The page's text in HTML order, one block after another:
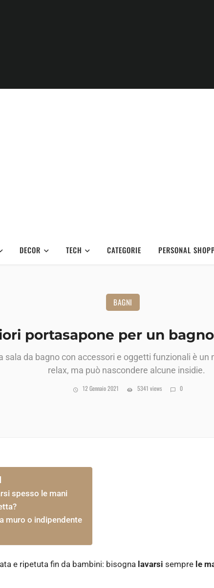
DECOR TECH CATEGORIE PERSONAL
BAGNI
portasapone per un
sala da bagno con accessori e oggetti funzionali è un
relax, ma può nascondere alcune insidie.
12 Gennaio 2021 5341 views 0
spesso le mani
muro o indipendente
e ripetuta fin da bambini: bisogna lavarsi sempre le